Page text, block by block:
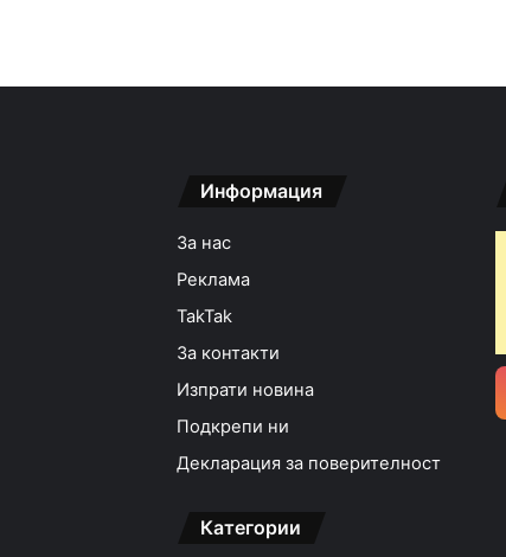
Информация
За нас
Реклама
TakTak
За контакти
Изпрати новина
Подкрепи ни
Декларация за поверителност
Категории